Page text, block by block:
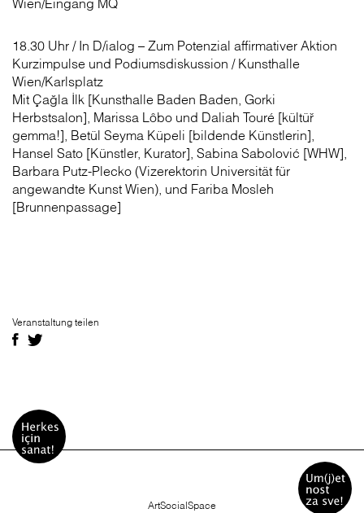
Wien/Eingang MQ
18.30 Uhr / In D/ialog – Zum Potenzial affirmativer Aktion
Kurzimpulse und Podiums­diskussion / Kunsthalle
Wien/Karlsplatz
Mit Çağla İlk [Kunsthalle Baden Baden, Gorki
Herbstsalon], Marissa Lôbo und Daliah Touré [kültüř
gemma!], Betül Seyma Küpeli [bildende Künstlerin],
Hansel Sato [Künstler, Kurator], Sabina Sabolović [WHW],
Barbara Putz-Plecko (Vizerektorin Universität für
angewandte Kunst Wien), und Fariba Mosleh
[Brunnenpassage]
Veranstaltung teilen
ArtSocialSpace